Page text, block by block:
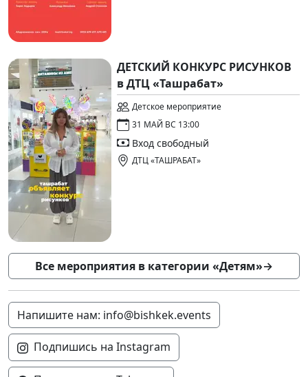
ДЕТСКИЙ КОНКУРС РИСУНКОВ
в ДТЦ «Ташрабат»
Детское мероприятие
31 МАЙ ВС 13:00
Вход свободный
ДТЦ «ТАШРАБАТ»
Все мероприятия в категории «Детям»→
Напишите нам: info@bishkek.events
Подпишись на Instagram